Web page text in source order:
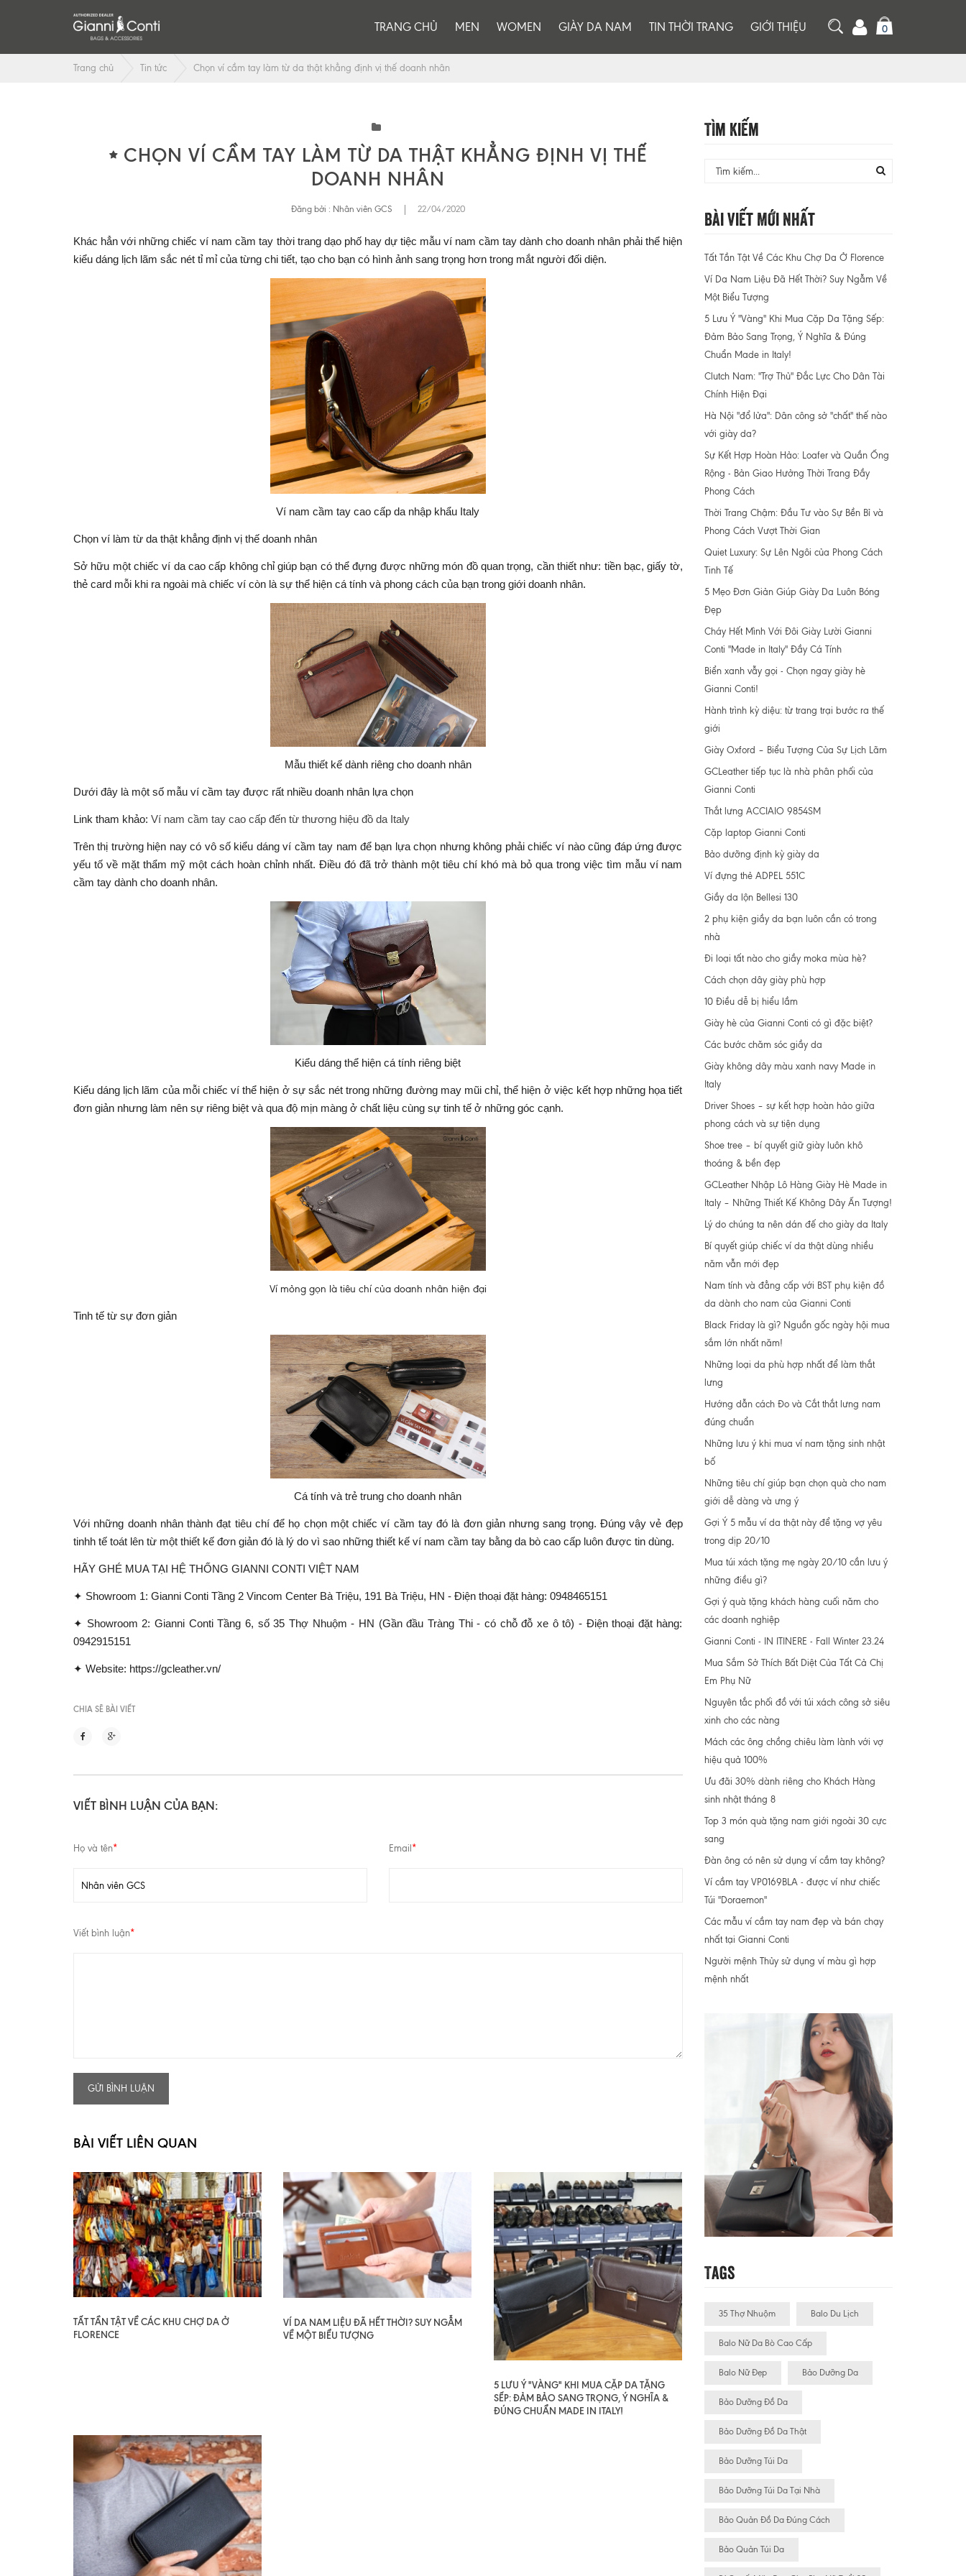
TRANG CHỦ MEN WOMEN GIÀY DA NAM TIN THỜI TRANG GIỚI THIỆU 0
Trang chủ Tin tức Chọn ví cầm tay làm từ da thật khẳng định vị thế doanh nhân
CHỌN VÍ CẦM TAY LÀM TỪ DA THẬT KHẲNG ĐỊNH VỊ THẾ
DOANH NHÂN
Đăng bởi : Nhân viên GCS 22/04/2020
Khác hẳn với những chiếc ví nam cầm tay thời trang dạo phố hay dự tiệc mẫu ví nam cầm tay dành cho doanh nhân phải thể hiện
kiểu dáng lịch lãm sắc nét tỉ mỉ của từng chi tiết, tạo cho bạn có hình ảnh sang trọng hơn trong mắt người đối diện.
Ví nam cầm tay cao cấp da nhập khẩu Italy
Chọn ví làm từ da thật khẳng định vị thế doanh nhân
Sở hữu một chiếc ví da cao cấp không chỉ giúp bạn có thể đựng được những món đồ quan trọng, cần thiết như: tiền bạc, giấy tờ,
thẻ card mỗi khi ra ngoài mà chiếc ví còn là sự thể hiện cá tính và phong cách của bạn trong giới doanh nhân.
Mẫu thiết kế dành riêng cho doanh nhân
Dưới đây là một số mẫu ví cầm tay được rất nhiều doanh nhân lựa chọn
Link tham khảo: Ví nam cầm tay cao cấp đến từ thương hiệu đồ da Italy
Trên thị trường hiện nay có vô số kiểu dáng ví cầm tay nam để bạn lựa chọn nhưng không phải chiếc ví nào cũng đáp ứng được
yếu tố về mặt thẩm mỹ một cách hoàn chỉnh nhất. Điều đó đã trở thành một tiêu chí khó mà bỏ qua trong việc tìm mẫu ví nam
cầm tay dành cho doanh nhân.
Kiểu dáng thể hiện cá tính riêng biệt
Kiểu dáng lịch lãm của mỗi chiếc ví thể hiện ở sự sắc nét trong những đường may mũi chỉ, thể hiện ở việc kết hợp những họa tiết
đơn giản nhưng làm nên sự riêng biệt và qua độ mịn màng ở chất liệu cùng sự tinh tế ở những góc cạnh.
Ví mỏng gọn là tiêu chí của doanh nhân hiện đại
Tinh tế từ sự đơn giản
Cá tính và trẻ trung cho doanh nhân
Với những doanh nhân thành đạt tiêu chí để họ chọn một chiếc ví cầm tay đó là đơn giản nhưng sang trọng. Đúng vậy vẻ đẹp
tinhh tế toát lên từ một thiết kế đơn giản đó là lý do vì sao những thiết kế ví nam cầm tay bằng da bò cao cấp luôn được tin dùng.
HÃY GHÉ MUA TẠI HỆ THỐNG GIANNI CONTI VIỆT NAM
✦ Showroom 1: Gianni Conti Tầng 2 Vincom Center Bà Triệu, 191 Bà Triệu, HN - Điện thoại đặt hàng: 0948465151
✦ Showroom 2: Gianni Conti Tầng 6, số 35 Thợ Nhuộm - HN (Gần đầu Tràng Thi - có chỗ đỗ xe ô tô) - Điện thoại đặt hàng:
0942915151
✦ Website: https://gcleather.vn/
CHIA SẼ BÀI VIẾT
VIẾT BÌNH LUẬN CỦA BẠN:
Họ và tên* Email *
Viết bình luận*
GỬI BÌNH LUẬN
BÀI VIẾT LIÊN QUAN
TẤT TẦN TẬT VỀ CÁC KHU CHỢ DA Ở
FLORENCE
VÍ DA NAM LIỆU ĐÃ HẾT THỜI? SUY NGẪM
VỀ MỘT BIỂU TƯỢNG
5 LƯU Ý "VÀNG" KHI MUA CẶP DA TẶNG
SẾP: ĐẢM BẢO SANG TRỌNG, Ý NGHĨA &
ĐÚNG CHUẨN MADE IN ITALY!
Tìm Kiếm
Bài Viết Mới Nhất
Tất Tần Tật Về Các Khu Chợ Da Ở Florence
Ví Da Nam Liệu Đã Hết Thời? Suy Ngẫm Về
Một Biểu Tượng
5 Lưu Ý "Vàng" Khi Mua Cặp Da Tặng Sếp:
Đảm Bảo Sang Trọng, Ý Nghĩa & Đúng
Chuẩn Made in Italy!
Clutch Nam: "Trợ Thủ" Đắc Lực Cho Dân Tài
Chính Hiện Đại
Hà Nội "đổ lửa": Dân công sở "chất" thế nào
với giày da?
Sự Kết Hợp Hoàn Hảo: Loafer và Quần Ống
Rộng - Bản Giao Hưởng Thời Trang Đầy
Phong Cách
Thời Trang Chậm: Đầu Tư vào Sự Bền Bỉ và
Phong Cách Vượt Thời Gian
Quiet Luxury: Sự Lên Ngôi của Phong Cách
Tinh Tế
5 Mẹo Đơn Giản Giúp Giày Da Luôn Bóng
Đẹp
Cháy Hết Mình Với Đôi Giày Lười Gianni
Conti "Made in Italy" Đầy Cá Tính
Biển xanh vẫy gọi - Chọn ngay giày hè
Gianni Conti!
Hành trình kỳ diệu: từ trang trại bước ra thế
giới
Giày Oxford – Biểu Tượng Của Sự Lịch Lãm
GCLeather tiếp tục là nhà phân phối của
Gianni Conti
Thắt lưng ACCIAIO 9854SM
Cặp laptop Gianni Conti
Bảo dưỡng định kỳ giày da
Ví đựng thẻ ADPEL 551C
Giầy da lộn Bellesi 130
2 phụ kiện giầy da bạn luôn cần có trong
nhà
Đi loại tất nào cho giầy moka mùa hè?
Cách chọn dây giày phù hợp
10 Điều dễ bị hiểu lầm
Giày hè của Gianni Conti có gì đặc biệt?
Các bước chăm sóc giầy da
Giày không dây màu xanh navy Made in
Italy
Driver Shoes – sự kết hợp hoàn hảo giữa
phong cách và sự tiện dụng
Shoe tree – bí quyết giữ giày luôn khô
thoáng & bền đẹp
GCLeather Nhập Lô Hàng Giày Hè Made in
Italy – Những Thiết Kế Không Dây Ấn Tượng!
Lý do chúng ta nên dán đế cho giày da Italy
Bí quyết giúp chiếc ví da thật dùng nhiều
năm vẫn mới đẹp
Nam tính và đẳng cấp với BST phụ kiện đồ
da dành cho nam của Gianni Conti
Black Friday là gì? Nguồn gốc ngày hội mua
sắm lớn nhất năm!
Những loại da phù hợp nhất để làm thắt
lưng
Hướng dẫn cách Đo và Cắt thắt lưng nam
đúng chuẩn
Những lưu ý khi mua ví nam tặng sinh nhật
bố
Những tiêu chí giúp bạn chọn quà cho nam
giới dễ dàng và ưng ý
Gợi Ý 5 mẫu ví da thật này để tặng vợ yêu
trong dịp 20/10
Mua túi xách tặng mẹ ngày 20/10 cần lưu ý
những điều gì?
Gợi ý quà tặng khách hàng cuối năm cho
các doanh nghiệp
Gianni Conti - IN ITINERE - Fall Winter 23.24
Mua Sắm Sở Thích Bất Diệt Của Tất Cả Chị
Em Phụ Nữ
Nguyên tắc phối đồ với túi xách công sở siêu
xinh cho các nàng
Mách các ông chồng chiêu làm lành với vợ
hiệu quả 100%
Ưu đãi 30% dành riêng cho Khách Hàng
sinh nhật tháng 8
Top 3 món quà tặng nam giới ngoài 30 cực
sang
Đàn ông có nên sử dụng ví cầm tay không?
Ví cầm tay VP0169BLA - được ví như chiếc
Túi "Doraemon"
Các mẫu ví cầm tay nam đẹp và bán chạy
nhất tại Gianni Conti
Người mệnh Thủy sử dụng ví màu gì hợp
mệnh nhất
Tags
35 Thợ Nhuộm Balo Du Lịch
Balo Nữ Da Bò Cao Cấp
Balo Nữ Đẹp Bảo Dưỡng Da
Bảo Dưỡng Đồ Da
Bảo Dưỡng Đồ Da Thật
Bảo Dưỡng Túi Da
Bảo Dưỡng Túi Da Tại Nhà
Bảo Quản Đồ Da Đúng Cách
Bảo Quản Túi Da